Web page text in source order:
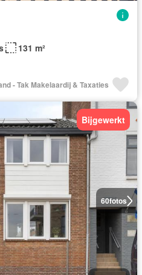
131 m²
- Tak Makelaardij & Taxaties
60fotos
Bijgewerkt